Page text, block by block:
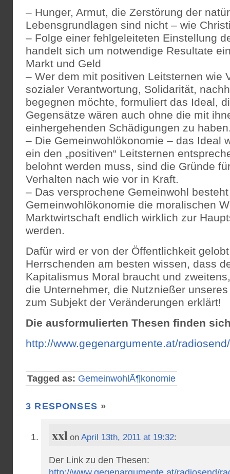
– Hunger, Armut, die Zerstörung der
Lebensgrundlagen sind nicht – wie
– Folge einer fehlgeleiteten Einstellung
handelt sich um notwendige Resultate
Markt und Geld
– Wer dem mit positiven Leitsternen wie
sozialer Verantwortung, Solidarität,
begegnen möchte, formuliert das Ideal,
Gegensätze wären auch ohne die mit
einhergehenden Schädigungen zu
– Die Gemeinwohlökonomie – das Ideal
ein den „positiven“ Leitsternen
belohnt werden muss, sind die Gründe
Verhalten nach wie vor in Kraft.
– Das versprochene Gemeinwohl
Gemeinwohlökonomie die moralischen
Marktwirtschaft endlich wirklich zur
werden.
Dafür wird er von der Öffentlichkeit
Herrschenden am besten wissen, dass
Kapitalismus Moral braucht und
die Unternehmer, die Nutznießer
zum Subjekt der Veränderungen erklärt!
Die ausformulierten Thesen finden
http://www.gegenargumente.at/
Tagged as: GemeinwohlÃ¶konomie
3 RESPONSES »
xxlonApril 13th, 2011 at 19:32:
Der Link zu den Thesen: